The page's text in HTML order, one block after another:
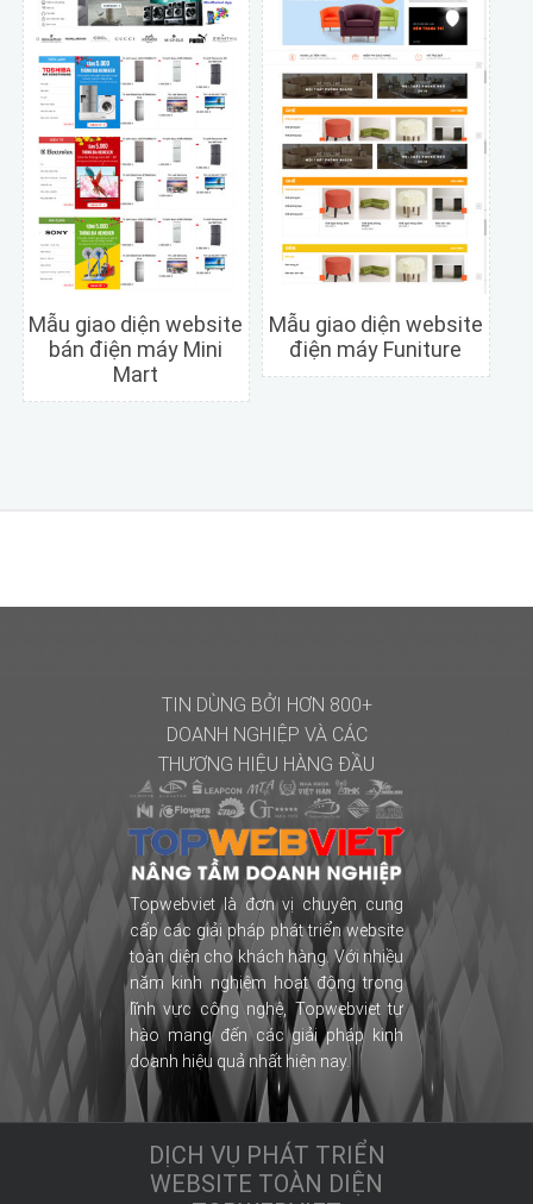
Xem trước
Mẫu giao diện website
bán điện máy Mini
Mart
Mẫu giao diện website
điện máy Funiture
TIN DÙNG BỞI HƠN 800+
DOANH NGHIỆP VÀ CÁC
THƯƠNG HIỆU HÀNG ĐẦU
Topwebviet là đơn vị chuyên cung
cấp các giải pháp phát triển website
toàn diện cho khách hàng. Với nhiều
năm kinh nghiệm hoạt động trong
lĩnh vực công nghệ, Topwebviet tự
hào mang đến các giải pháp kinh
doanh hiệu quả nhất hiện nay.
DỊCH VỤ PHÁT TRIỂN
WEBSITE TOÀN DIỆN